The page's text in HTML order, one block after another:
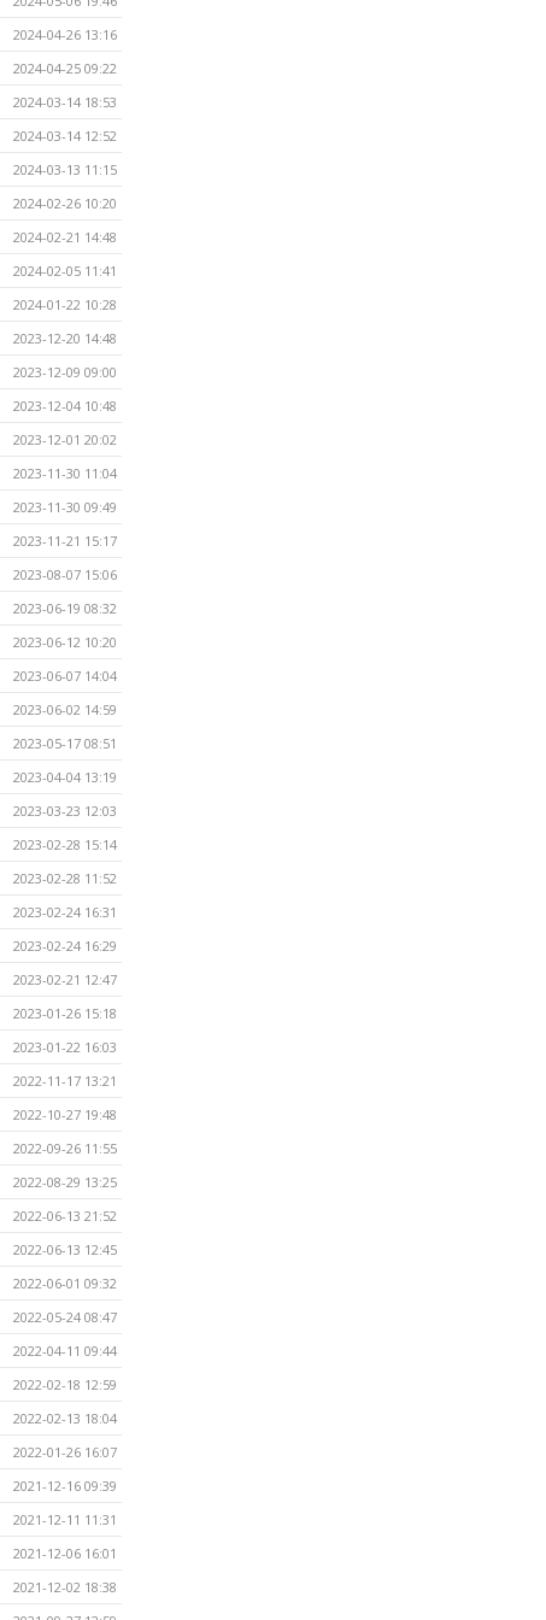
2024-04-26 13:16
2024-04-25 09:22
2024-03-14 18:53
2024-03-14 12:52
2024-03-13 11:15
2024-02-26 10:20
2024-02-21 14:48
2024-02-05 11:41
2024-01-22 10:28
2023-12-20 14:48
2023-12-09 09:00
2023-12-04 10:48
2023-12-01 20:02
2023-11-30 11:04
2023-11-30 09:49
2023-11-21 15:17
2023-08-07 15:06
2023-06-19 08:32
2023-06-12 10:20
2023-06-07 14:04
2023-06-02 14:59
2023-05-17 08:51
2023-04-04 13:19
2023-03-23 12:03
2023-02-28 15:14
2023-02-28 11:52
2023-02-24 16:31
2023-02-24 16:29
2023-02-21 12:47
2023-01-26 15:18
2023-01-22 16:03
2022-11-17 13:21
2022-10-27 19:48
2022-09-26 11:55
2022-08-29 13:25
2022-06-13 21:52
2022-06-13 12:45
2022-06-01 09:32
2022-05-24 08:47
2022-04-11 09:44
2022-02-18 12:59
2022-02-13 18:04
2022-01-26 16:07
2021-12-16 09:39
2021-12-11 11:31
2021-12-06 16:01
2021-12-02 18:38